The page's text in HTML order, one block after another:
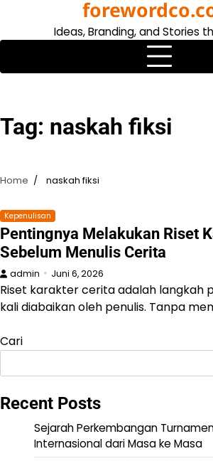
content
Ideas, Branding, and Stories
Tag: naskah fiksi
Home naskah fiksi
Kepenulisan
Pentingnya Melakukan Riset
Sebelum Menulis Cerita
admin Juni 6, 2026
Riset karakter cerita adalah langkah
kali diabaikan oleh penulis. Tanpa
Cari
Recent Posts
Sejarah Perkembangan
Internasional dari Masa ke Masa